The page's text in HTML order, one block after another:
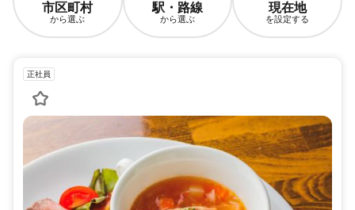
市区町村
から選ぶ
駅・路線
から選ぶ
現在地
を設定する
正社員